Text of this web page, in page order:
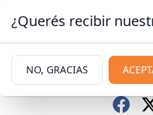
¿Querés recibir
NO, GRACIAS